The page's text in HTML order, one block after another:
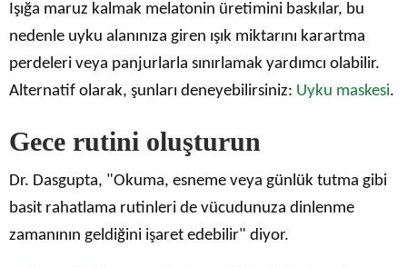
Işığa maruz kalmak melatonin üretimini baskılar, bu
nedenle uyku alanınıza giren ışık miktarını karartma
perdeleri veya panjurlarla sınırlamak yardımcı olabilir.
Alternatif olarak, şunları deneyebilirsiniz: Uyku maskesi.
Gece rutini oluşturun
Dr. Dasgupta, "Okuma, esneme veya günlük tutma gibi
basit rahatlama rutinleri de vücudunuza dinlenme
zamanının geldiğini işaret edebilir" diyor.